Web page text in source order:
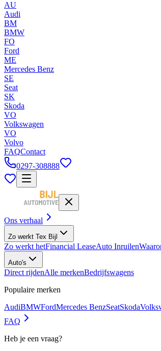
AU
Audi
BM
BMW
FO
Ford
ME
Mercedes Benz
SE
Seat
SK
Skoda
VO
Volkswagen
VO
Volvo
FAQContact
0297-308888
Ons verhaal
Zo werkt Tex Bijl
Zo werkt hetFinancial LeaseAuto Inruilen
Auto's
Direct rijdenAlle merkenBedrijfswagens
Populaire merken
AudiBMWFordMercedes BenzSeatSkoda
FAQ
Heb je een vraag?